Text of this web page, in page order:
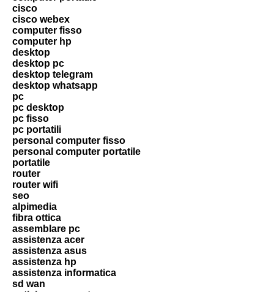
cisco
cisco webex
computer fisso
computer hp
desktop
desktop pc
desktop telegram
desktop whatsapp
pc
pc desktop
pc fisso
pc portatili
personal computer fisso
personal computer portatile
portatile
router
router wifi
seo
alpimedia
fibra ottica
assemblare pc
assistenza acer
assistenza asus
assistenza hp
assistenza informatica
sd wan